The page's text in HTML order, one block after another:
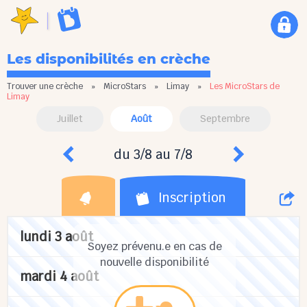
Les disponibilités en crèche
Trouver une crèche » MicroStars » Limay » Les MicroStars de
Limay
Juillet Août Septembre
du 3/8 au 7/8
Inscription
Soyez prévenu.e en cas de
nouvelle disponibilité
lundi 3 août
mardi 4 août